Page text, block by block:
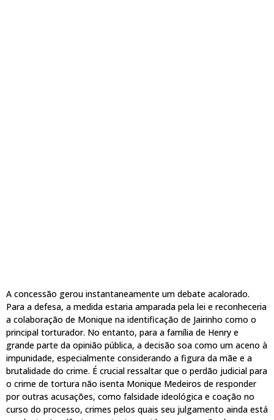
A concessão gerou instantaneamente um debate acalorado.
Para a defesa, a medida estaria amparada pela lei e reconheceria
a colaboração de Monique na identificação de Jairinho como o
principal torturador. No entanto, para a família de Henry e
grande parte da opinião pública, a decisão soa como um aceno à
impunidade, especialmente considerando a figura da mãe e a
brutalidade do crime. É crucial ressaltar que o perdão judicial para
o crime de tortura não isenta Monique Medeiros de responder
por outras acusações, como falsidade ideológica e coação no
curso do processo, crimes pelos quais seu julgamento ainda está